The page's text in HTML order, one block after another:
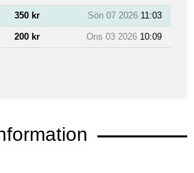
350 kr Sön 07 2026 11:03
200 kr Ons 03 2026 10:09